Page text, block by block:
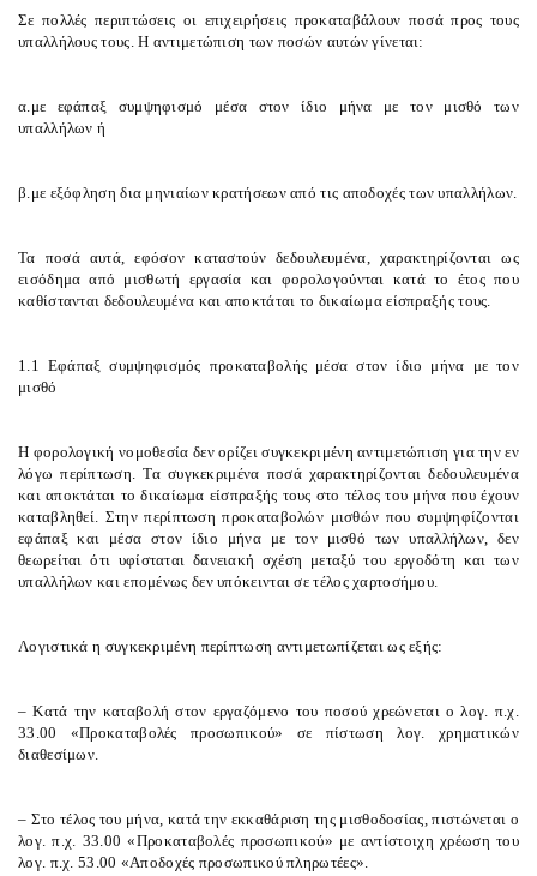
Σε πολλές περιπτώσεις οι επιχειρήσεις προκαταβάλουν ποσά προς τους
υπαλλήλους τους. Η αντιμετώπιση των ποσών αυτών γίνεται:
α.με εφάπαξ συμψηφισμό μέσα στον ίδιο μήνα με τον μισθό των
υπαλλήλων ή
β.με εξόφληση δια μηνιαίων κρατήσεων από τις αποδοχές των υπαλλήλων.
Τα ποσά αυτά, εφόσον καταστούν δεδουλευμένα, χαρακτηρίζονται ως
εισόδημα από μισθωτή εργασία και φορολογούνται κατά το έτος που
καθίστανται δεδουλευμένα και αποκτάται το δικαίωμα είσπραξής τους.
1.1 Εφάπαξ συμψηφισμός προκαταβολής μέσα στον ίδιο μήνα με τον
μισθό
Η φορολογική νομοθεσία δεν ορίζει συγκεκριμένη αντιμετώπιση για την εν
λόγω περίπτωση. Τα συγκεκριμένα ποσά χαρακτηρίζονται δεδουλευμένα
και αποκτάται το δικαίωμα είσπραξής τους στο τέλος του μήνα που έχουν
καταβληθεί. Στην περίπτωση προκαταβολών μισθών που συμψηφίζονται
εφάπαξ και μέσα στον ίδιο μήνα με τον μισθό των υπαλλήλων, δεν
θεωρείται ότι υφίσταται δανειακή σχέση μεταξύ του εργοδότη και των
υπαλλήλων και επομένως δεν υπόκεινται σε τέλος χαρτοσήμου.
Λογιστικά η συγκεκριμένη περίπτωση αντιμετωπίζεται ως εξής:
– Κατά την καταβολή στον εργαζόμενο του ποσού χρεώνεται ο λογ. π.χ.
33.00 «Προκαταβολές προσωπικού» σε πίστωση λογ. χρηματικών
διαθεσίμων.
– Στο τέλος του μήνα, κατά την εκκαθάριση της μισθοδοσίας, πιστώνεται ο
λογ. π.χ. 33.00 «Προκαταβολές προσωπικού» με αντίστοιχη χρέωση του
λογ. π.χ. 53.00 «Αποδοχές προσωπικού πληρωτέες».